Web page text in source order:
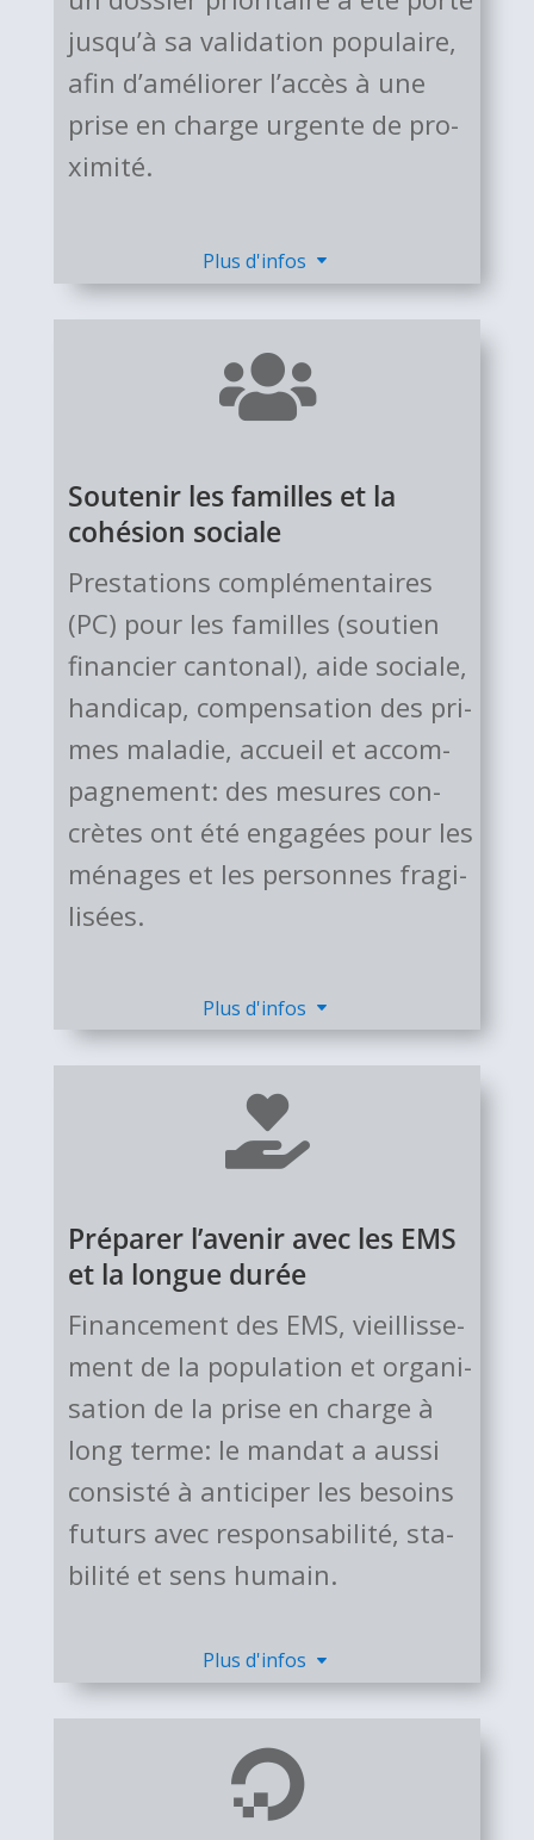
jusqu’à sa vali­da­tion popu­laire,
afin d’amé­lio­rer l’accès à une
prise en charge urgente de pro­
xi­mité.
Plus d'infos

Soutenir les familles et la
cohésion sociale
Prestations com­plé­men­taires
(PC) pour les familles (soutien
financier cantonal), aide sociale,
han­di­cap, com­­pen­­sa­­tion des pri­
mes maladie, accueil et accom­
pa­gne­ment: des mesures con­
crè­tes ont été enga­gées pour les
ménages et les personnes fra­gi­
li­sées.
Plus d'infos

Préparer l’avenir avec les EMS
et la longue durée
Financement des EMS, vieil­lis­se­
ment de la population et orga­ni­
sa­tion de la prise en charge à
long terme: le mandat a aussi
con­sisté à anti­ci­per les besoins
futurs avec res­pon­sa­bi­lité, sta­
bi­lité et sens humain.
Plus d'infos
